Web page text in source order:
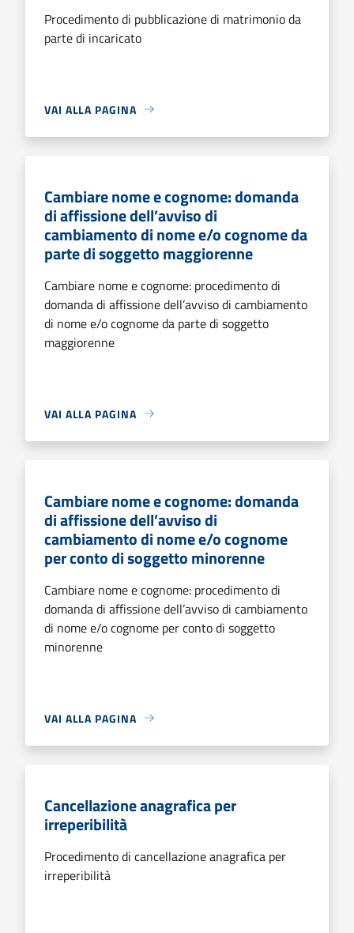
Procedimento di pubblicazione di matrimonio da
parte di incaricato
VAI ALLA PAGINA
Cambiare nome e cognome: domanda
di affissione dell’avviso di
cambiamento di nome e/o cognome da
parte di soggetto maggiorenne
Cambiare nome e cognome: procedimento di
domanda di affissione dell’avviso di cambiamento
di nome e/o cognome da parte di soggetto
maggiorenne
VAI ALLA PAGINA
Cambiare nome e cognome: domanda
di affissione dell’avviso di
cambiamento di nome e/o cognome
per conto di soggetto minorenne
Cambiare nome e cognome: procedimento di
domanda di affissione dell’avviso di cambiamento
di nome e/o cognome per conto di soggetto
minorenne
VAI ALLA PAGINA
Cancellazione anagrafica per
irreperibilità
Procedimento di cancellazione anagrafica per
irreperibilità